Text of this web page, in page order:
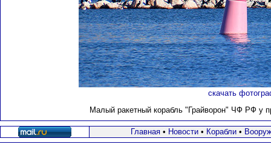
скачать
Малый ракетный корабль "Грайворон" ЧФ РФ у
Главная• Новости• Корабли•